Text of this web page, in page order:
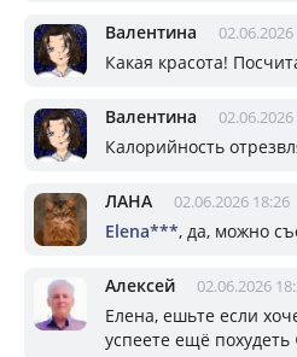
Валентина
Какая красота!
Валентина 02.06.2026
Калорийность
ЛАНА 02.06.2026 18:26
Elena***, да, можно
Алексей 02.06.2026
Елена, ешьте если
успеете ещё похудеть